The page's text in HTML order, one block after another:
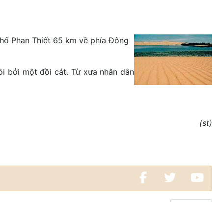
Phan Thiết 65 km về phía Đông
bởi một đồi cát. Từ xưa nhân dân
(st)